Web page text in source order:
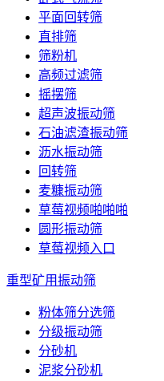
平面回转筛
直排筛
筛粉机
高频过滤筛
摇摆筛
超声波振动筛
石油滤渣振动筛
沥水振动筛
回转筛
麦糠振动筛
草莓视频啪啪啪
圆形振动筛
草莓视频入口
重型矿用振动筛
粉体筛分选筛
分级振动筛
分砂机
泥浆分砂机